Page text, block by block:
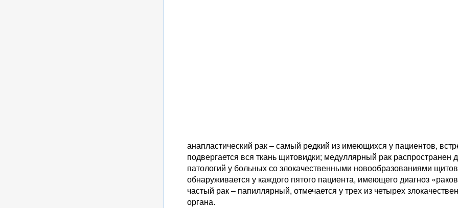
анапластический рак – самый редкий из имеющихся у пациентов,
подвергается вся ткань щитовидки; медуллярный рак распространен
патологий у больных со злокачественными новообразованиями
обнаруживается у каждого пятого пациента, имеющего диагноз
частый рак – папиллярный, отмечается у трех из четырех
органа.